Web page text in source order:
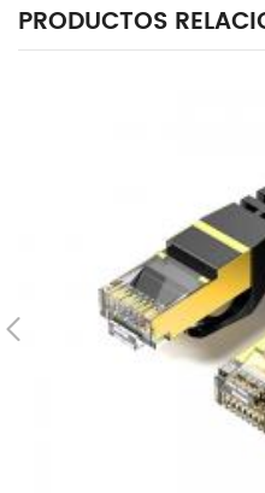
PRODUCTOS